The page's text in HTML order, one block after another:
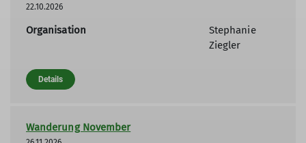
22.10.2026
Organisation
Stephanie
Ziegler
Details
Wanderung November